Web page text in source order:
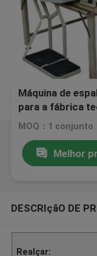
Máquina de
para a fábrica
MOQ：1 conjunto
Melhor
DESCRIçãO DE
Realçar: